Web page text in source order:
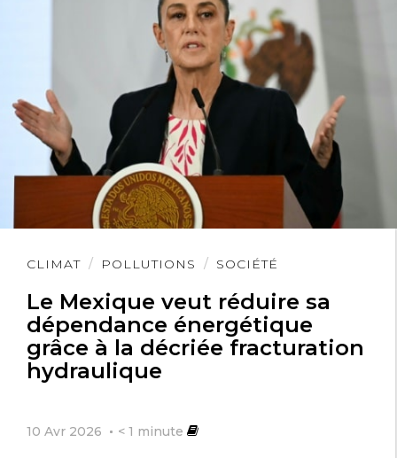
CLIMAT POLLUTIONS SOCIÉTÉ
Le Mexique veut réduire sa
dépendance énergétique
grâce à la décriée fracturation
hydraulique
10 Avr 2026 < 1 minute
Lire